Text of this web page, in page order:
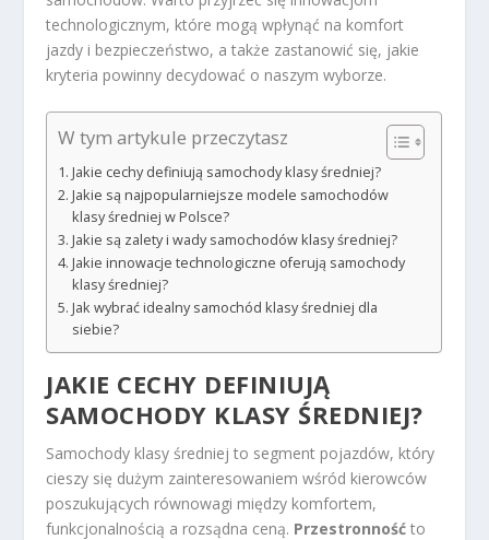
technologicznym, które mogą wpłynąć na komfort
jazdy i bezpieczeństwo, a także zastanowić się, jakie
kryteria powinny decydować o naszym wyborze.
W tym artykule przeczytasz
Jakie cechy definiują samochody klasy średniej?
Jakie są najpopularniejsze modele samochodów
klasy średniej w Polsce?
Jakie są zalety i wady samochodów klasy średniej?
Jakie innowacje technologiczne oferują samochody
klasy średniej?
Jak wybrać idealny samochód klasy średniej dla
siebie?
JAKIE CECHY DEFINIUJĄ
SAMOCHODY KLASY ŚREDNIEJ?
Samochody klasy średniej to segment pojazdów, który
cieszy się dużym zainteresowaniem wśród kierowców
poszukujących równowagi między komfortem,
funkcjonalnością a rozsądna ceną. Przestronność to